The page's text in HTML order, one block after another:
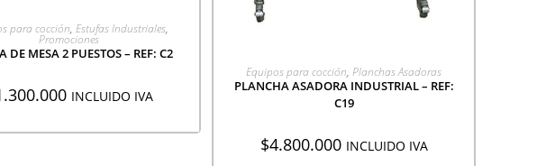
AGREGAR A COTIZACIÓN
para cocción, Estufas Industriales,
Promociones
DE MESA 2 PUESTOS – REF: C2
INCLUIDO IVA
AGREGAR A COTIZACIÓN
Equipos para cocción, Planchas Asadoras
PLANCHA ASADORA INDUSTRIAL – REF:
C19
$4.800.000 INCLUIDO IVA